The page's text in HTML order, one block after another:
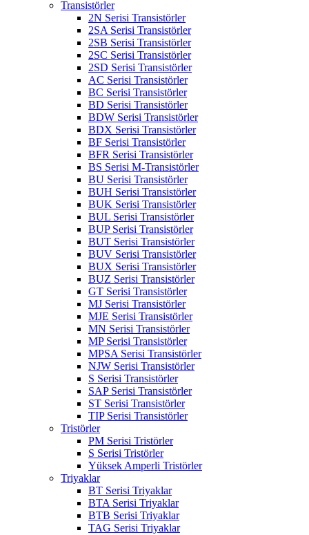
Transistörler
2N Serisi Transistörler
2SA Serisi Transistörler
2SB Serisi Transistörler
2SC Serisi Transistörler
2SD Serisi Transistörler
AC Serisi Transistörler
BC Serisi Transistörler
BD Serisi Transistörler
BDW Serisi Transistörler
BDX Serisi Transistörler
BF Serisi Transistörler
BFR Serisi Transistörler
BS Serisi M-Transistörler
BU Serisi Transistörler
BUH Serisi Transistörler
BUK Serisi Transistörler
BUL Serisi Transistörler
BUP Serisi Transistörler
BUT Serisi Transistörler
BUV Serisi Transistörler
BUX Serisi Transistörler
BUZ Serisi Transistörler
GT Serisi Transistörler
MJ Serisi Transistörler
MJE Serisi Transistörler
MN Serisi Transistörler
MP Serisi Transistörler
MPSA Serisi Transistörler
NJW Serisi Transistörler
S Serisi Transistörler
SAP Serisi Transistörler
ST Serisi Transistörler
TIP Serisi Transistörler
Tristörler
PM Serisi Tristörler
S Serisi Tristörler
Yüksek Amperli Tristörler
Triyaklar
BT Serisi Triyaklar
BTA Serisi Triyaklar
BTB Serisi Triyaklar
TAG Serisi Triyaklar